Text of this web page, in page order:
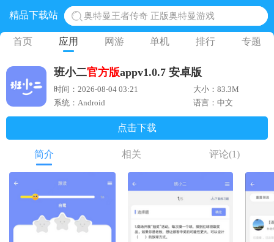
精品下载站
地铁跑酷体验服国际服 地铁跑酷体验服版本
网易光遇手游正版 点亮星空共庆周年
蛋仔派对下载 蛋仔派对体验服
奥特曼王者传奇 正版奥特曼游戏
首页 应用 网游 单机 排行 专题
班小二官方版appv1.0.7 安卓版
时间：2026-08-04 03:21
大小：83.3M
系统：Android
语言：中文
点击下载
简介 相关 评论(1)